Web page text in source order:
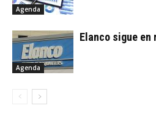
Agenda
Agenda
Elanco sigue en